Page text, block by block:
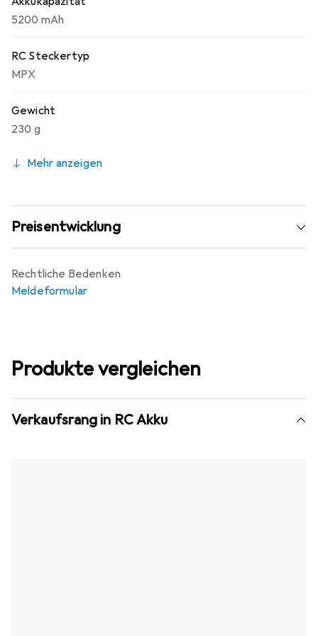
dass die Seite mit der Auflagefläche zur Montagefläche
5200 mAh
RC Steckertyp
MPX
Gewicht
230 g
Mehr anzeigen
Preisentwicklung
Rechtliche Bedenken
Meldeformular
Produkte vergleichen
Verkaufsrang in RC Akku